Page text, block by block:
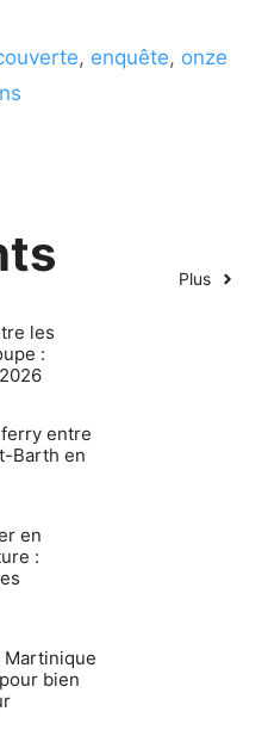
, enquête, onze
Plus
les
:
ferry entre
Barth en
en
:
Martinique
bien